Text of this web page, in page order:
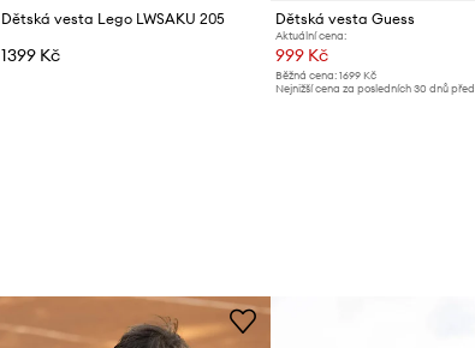
Dětská vesta Lego LWSAKU 205
1399 Kč
Dětská vesta Guess
Aktuální cena:
999 Kč
Běžná cena: 1699 Kč
Nejnižší cena za posledních 30 dnů